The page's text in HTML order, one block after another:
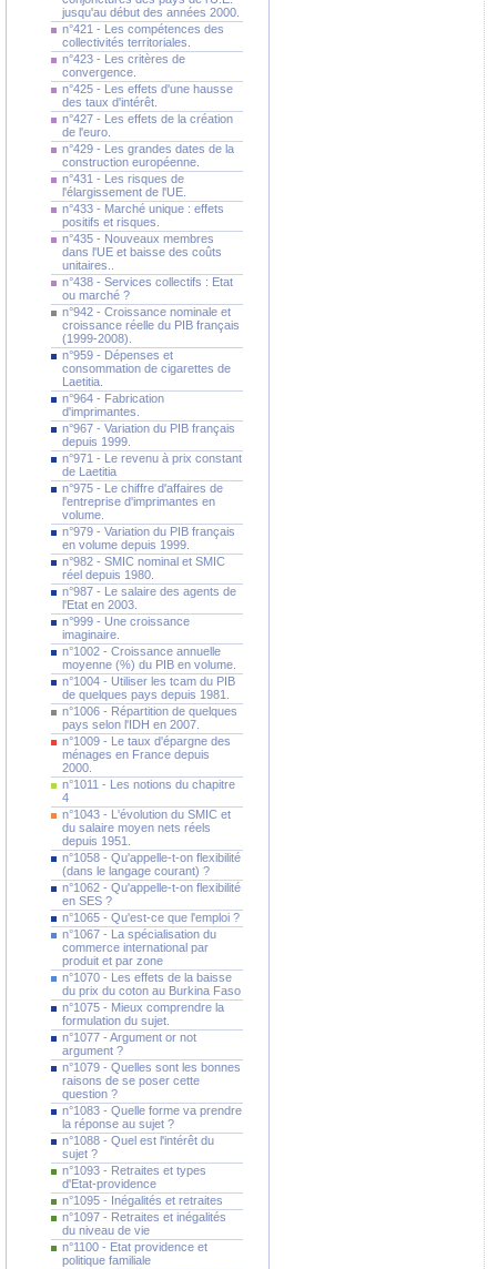
jusqu'au début des années 2000.
n°421 - Les compétences des
collectivités territoriales.
n°423 - Les critères de
convergence.
n°425 - Les effets d'une hausse
des taux d'intérêt.
n°427 - Les effets de la création
de l'euro.
n°429 - Les grandes dates de la
construction européenne.
n°431 - Les risques de
l'élargissement de l'UE.
n°433 - Marché unique : effets
positifs et risques.
n°435 - Nouveaux membres
dans l'UE et baisse des coûts
unitaires..
n°438 - Services collectifs : Etat
ou marché ?
n°942 - Croissance nominale et
croissance réelle du PIB français
(1999-2008).
n°959 - Dépenses et
consommation de cigarettes de
Laetitia.
n°964 - Fabrication
d'imprimantes.
n°967 - Variation du PIB français
depuis 1999.
n°971 - Le revenu à prix constant
de Laetitia
n°975 - Le chiffre d'affaires de
l'entreprise d'imprimantes en
volume.
n°979 - Variation du PIB français
en volume depuis 1999.
n°982 - SMIC nominal et SMIC
réel depuis 1980.
n°987 - Le salaire des agents de
l'Etat en 2003.
n°999 - Une croissance
imaginaire.
n°1002 - Croissance annuelle
moyenne (%) du PIB en volume.
n°1004 - Utiliser les tcam du PIB
de quelques pays depuis 1981.
n°1006 - Répartition de quelques
pays selon l'IDH en 2007.
n°1009 - Le taux d'épargne des
ménages en France depuis
2000.
n°1011 - Les notions du chapitre
4
n°1043 - L'évolution du SMIC et
du salaire moyen nets réels
depuis 1951.
n°1058 - Qu'appelle-t-on flexibilité
(dans le langage courant) ?
n°1062 - Qu'appelle-t-on flexibilité
en SES ?
n°1065 - Qu'est-ce que l'emploi ?
n°1067 - La spécialisation du
commerce international par
produit et par zone
n°1070 - Les effets de la baisse
du prix du coton au Burkina Faso
n°1075 - Mieux comprendre la
formulation du sujet.
n°1077 - Argument or not
argument ?
n°1079 - Quelles sont les bonnes
raisons de se poser cette
question ?
n°1083 - Quelle forme va prendre
la réponse au sujet ?
n°1088 - Quel est l'intérêt du
sujet ?
n°1093 - Retraites et types
d'Etat-providence
n°1095 - Inégalités et retraites
n°1097 - Retraites et inégalités
du niveau de vie
n°1100 - Etat providence et
politique familiale